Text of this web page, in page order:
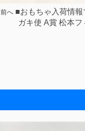
前へ ■おもちゃ入荷情
ガキ使 A賞 松本